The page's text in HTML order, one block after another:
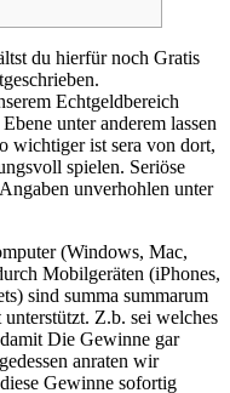
du hierfür noch Gratis
Echtgeldbereich
unter anderem lassen
wichtiger ist sera von dort,
spielen. Seriöse
unverhohlen unter
(Windows, Mac,
Mobilgeräten (iPhones,
sind summa summarum
Z.b. sei welches
Die Gewinne gar
anraten wir
Gewinne sofortig